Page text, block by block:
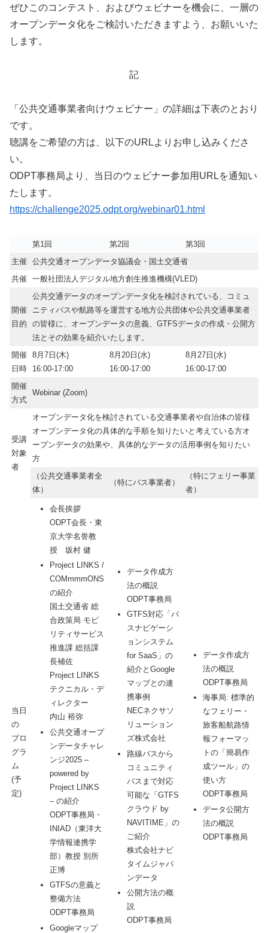
ぜひこのコンテスト、およびウェビナーを機会に、一層の
オープンデータ化をご検討いただきますよう、お願いいた
します。
記
「公共交通事業者向けウェビナー」の詳細は下表のとおり
です。
聴講をご希望の方は、以下のURLよりお申し込みくださ
い。
ODPT事務局より、当日のウェビナー参加用URLを通知い
たします。
https://challenge2025.odpt.org/webinar01.html
第1回 第2回
第3回
主催
公共交通オープンデータ協議会・国土交通省
共催 一般社団法人デジタル地方創生推進機構(VLED)
開催
目的
公共交通データのオープンデータ化を検討されている、コミュ
ニティバスや航路等を運営する地方公共団体や公共交通事業者
の皆様に、オープンデータの意義、GTFSデータの作成・公開方
法とその効果を紹介いたします。
開催
日時
8月7日(木)
16:00-17:00
8月20日(水)
16:00-17:00
8月27日(水)
16:00-17:00
開催
方式
Webinar (Zoom)
受講
対象
者
オープンデータ化を検討されている交通事業者や自治体の皆様
オープンデータ化の具体的な手順を知りたいと考えている方オ
ープンデータの効果や、具体的なデータの活用事例を知りたい
方
（公共交通事業者全
体）
（特にバス事業者）
（特にフェリー事業
者）
当日
の
プロ
グラ
ム
(予
定)
会長挨拶
ODPT会長・東
京大学名誉教
授 坂村 健
Project LINKS /
COMmmmONS
の紹介
国土交通省 総
合政策局 モビ
リティサービス
推進課 総括課
長補佐
Project LINKS
テクニカル・デ
ィレクター
内山 裕弥
公共交通オープ
ンデータチャレ
ンジ2025 –
powered by
Project LINKS
– の紹介
ODPT事務局・
INIAD（東洋大
学情報連携学
部）教授 別所
正博
GTFSの意義と
整備方法
ODPT事務局
Googleマップ
データ作成方
法の概説
ODPT事務局
GTFS対応「バ
スナビゲーシ
ョンシステム
for SaaS」の
紹介とGoogle
マップとの連
携事例
NECネクサソ
リューション
ズ株式会社
路線バスから
コミュニティ
バスまで対応
可能な「GTFS
クラウド by
NAVITIME」の
ご紹介
株式会社ナビ
タイムジャパ
ンデータ
公開方法の概
説
ODPT事務局
データ作成方
法の概説
ODPT事務局
海事局: 標準的
なフェリー・
旅客船航路情
報フォーマッ
トの「簡易作
成ツール」の
使い方
ODPT事務局
データ公開方
法の概説
ODPT事務局